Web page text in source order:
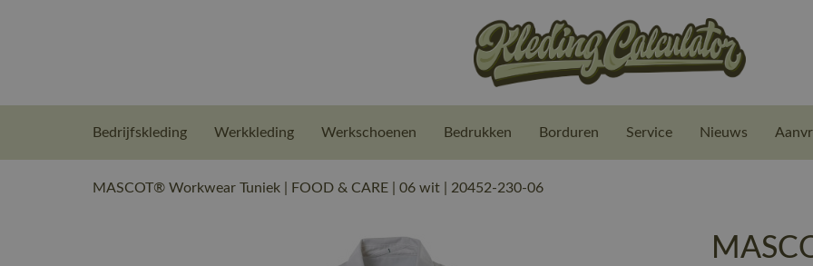
Bedrijfskleding Werkkleding Werkschoenen Bedrukken Borduren Service Nieuws
MASCOT® Workwear Tuniek | FOOD & CARE | 06 wit | 20452-230-06